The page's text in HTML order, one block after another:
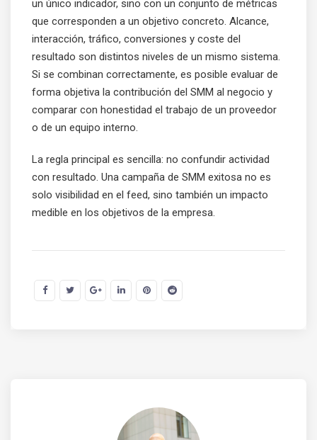
un único indicador, sino con un conjunto de métricas
que corresponden a un objetivo concreto. Alcance,
interacción, tráfico, conversiones y coste del
resultado son distintos niveles de un mismo sistema.
Si se combinan correctamente, es posible evaluar de
forma objetiva la contribución del SMM al negocio y
comparar con honestidad el trabajo de un proveedor
o de un equipo interno.
La regla principal es sencilla: no confundir actividad
con resultado. Una campaña de SMM exitosa no es
solo visibilidad en el feed, sino también un impacto
medible en los objetivos de la empresa.